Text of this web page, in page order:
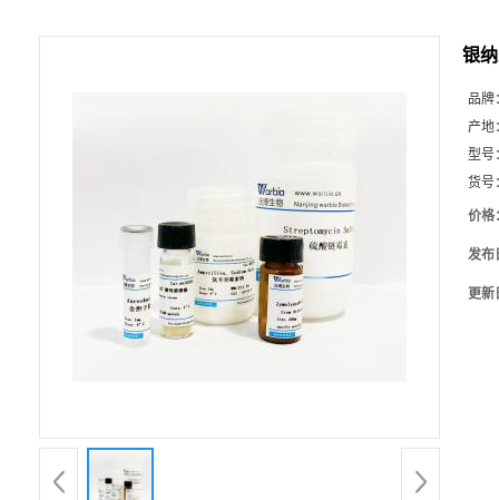
银
品牌
产地
型号
货号
价格
发布
更新